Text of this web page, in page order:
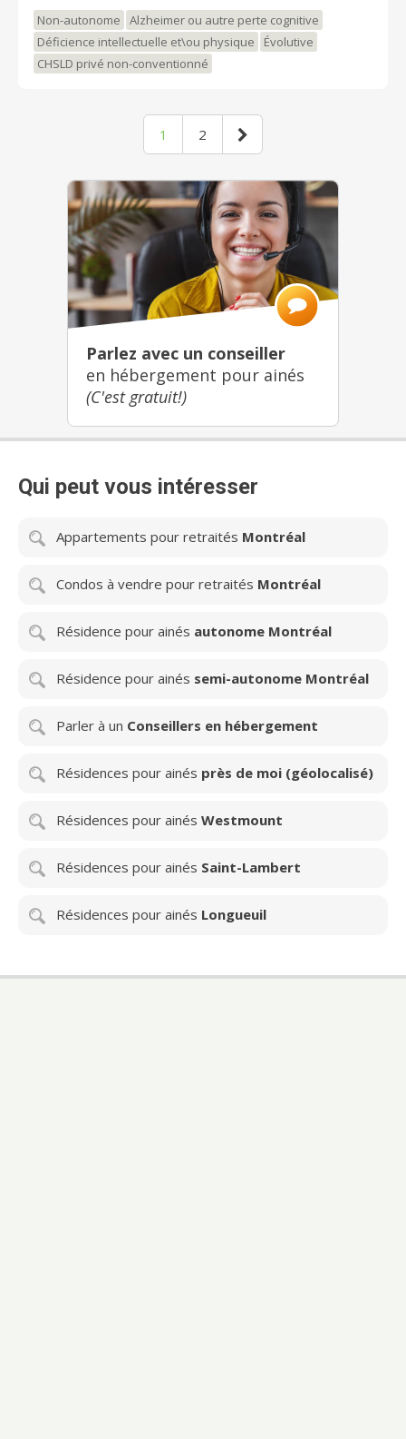
Non-autonome
Alzheimer ou autre perte cognitive
Déficience intellectuelle et\ou physique
Évolutive
CHSLD privé non-conventionné
1 2
Parlez avec un conseiller
en hébergement pour ainés
(C'est gratuit!)
Qui peut vous intéresser
Appartements pour retraités Montréal
Condos à vendre pour retraités Montréal
Résidence pour ainés autonome Montréal
Résidence pour ainés semi-autonome Montréal
Parler à un Conseillers en hébergement
Résidences pour ainés près de moi (géolocalisé)
Résidences pour ainés Westmount
Résidences pour ainés Saint-Lambert
Résidences pour ainés Longueuil